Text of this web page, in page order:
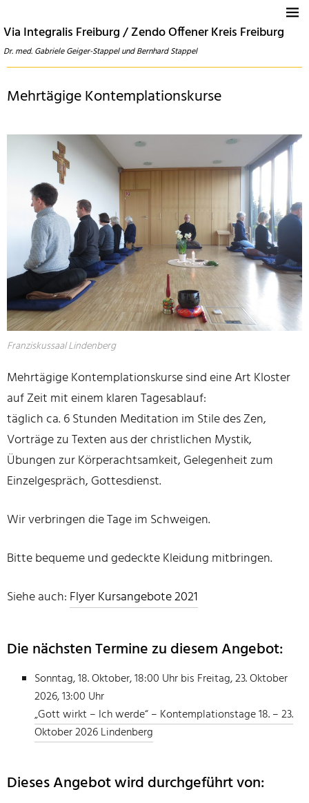
Via Integralis Freiburg / Zendo Offener Kreis Freiburg
Dr. med. Gabriele Geiger-Stappel und Bernhard Stappel
Mehrtägige Kontemplationskurse
Franziskussaal Lindenberg
Mehrtägige Kontemplationskurse sind eine Art Kloster
auf Zeit mit einem klaren Tagesablauf:
täglich ca. 6 Stunden Meditation im Stile des Zen,
Vorträge zu Texten aus der christlichen Mystik,
Übungen zur Körperachtsamkeit, Gelegenheit zum
Einzelgespräch, Gottesdienst.
Wir verbringen die Tage im Schweigen.
Bitte bequeme und gedeckte Kleidung mitbringen.
Siehe auch: Flyer Kursangebote 2021
Die nächsten Termine zu diesem Angebot:
Sonntag, 18. Oktober, 18:00 Uhr bis Freitag, 23. Oktober
2026, 13:00 Uhr
„Gott wirkt – Ich werde“ – Kontemplationstage 18. – 23.
Oktober 2026 Lindenberg
Dieses Angebot wird durchgeführt von: